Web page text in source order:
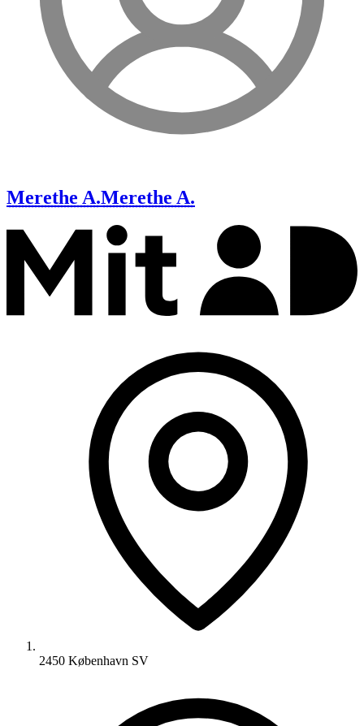
Merethe A.Merethe A.
2450 København SV